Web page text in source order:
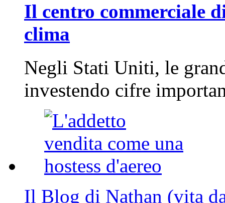
Il centro commerciale
clima
Negli Stati Uniti, le
investendo cifre
Il Blog di Nathan (vita